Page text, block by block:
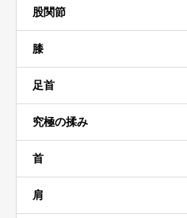
股関節
膝
足首
究極の揉み
首
肩